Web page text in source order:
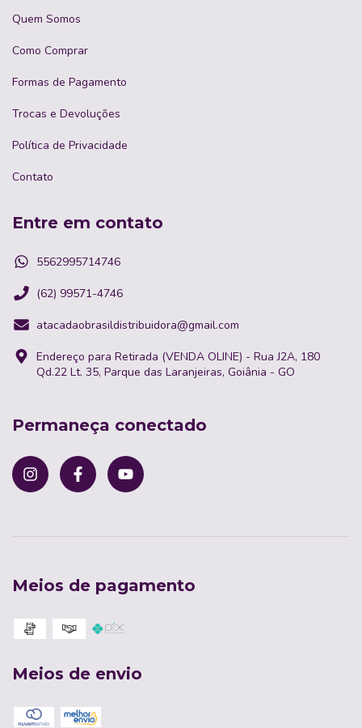
Quem Somos
Como Comprar
Formas de Pagamento
Trocas e Devoluções
Política de Privacidade
Contato
Entre em contato
5562995714746
(62) 99571-4746
atacadaobrasildistribuidora@gmail.com
Endereço para Retirada (VENDA OLINE) - Rua J2A, 180
Qd.22 Lt. 35, Parque das Laranjeiras, Goiânia - GO
Permaneça conectado
Meios de pagamento
Meios de envio